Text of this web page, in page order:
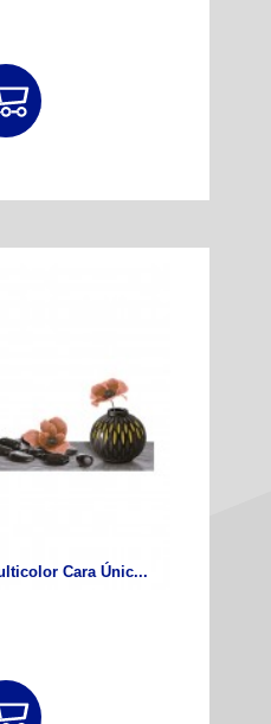
Cara Únic...